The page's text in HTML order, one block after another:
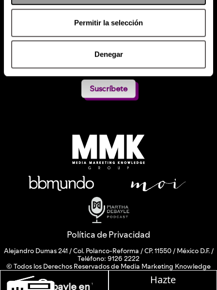
Permitir la selección
Denegar
Debayle en W, lunes a viernes de 10 a 13
Hazte
Suscríbete
Política de Privacidad
Alejandro Dumas 241 / Col. Polanco-Reforma / CP. 11550 / México D.F. /
Teléfono: 9126 2222
© Todos los Derechos Reservados de Media Marketing Knowledge
Group www.mmkgroup.com.mx
Prohibida la reproducción total o parcial, incluyendo cualquier medio